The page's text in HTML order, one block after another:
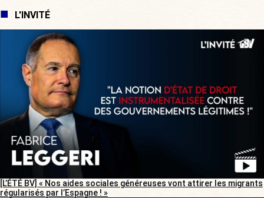
L'INVITÉ
[L’ÉTÉ BV] « Nos aides sociales généreuses vont attirer les migrants
régularisés par l’Espagne ! »